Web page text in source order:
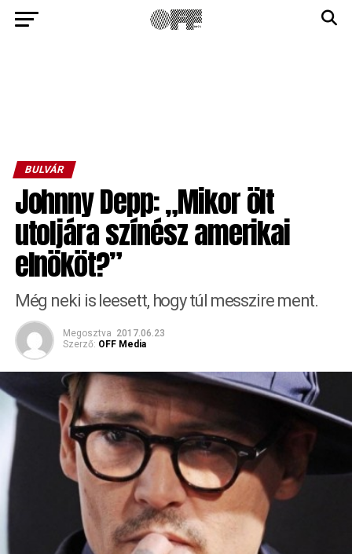
BULVÁR
Johnny Depp: „Mikor ölt
utoljára színész amerikai
elnököt?”
Még neki is leesett, hogy túl messzire ment.
Megosztva 2017.06.23
Szerző: OFF Media